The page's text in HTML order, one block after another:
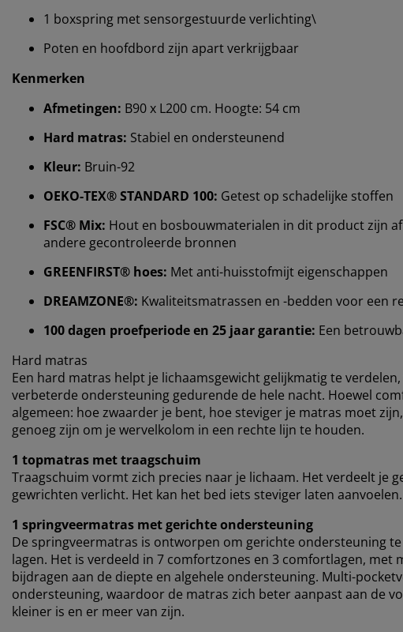
1 boxspring met sensorgestuurde verlichting\
Poten en hoofdbord zijn apart verkrijgbaar
Kenmerken
Afmetingen: B90 x L200 cm. Hoogte: 54 cm
Hard matras: Stabiel en ondersteunend
Kleur: Bruin-92
OEKO-TEX® STANDARD 100: Getest op schadelijke stoffen
FSC® Mix: Hout en bosbouwmaterialen in dit product zijn
andere gecontroleerde bronnen
GREENFIRST® hoes: Met anti-huisstofmijt eigenschappen
DREAMZONE®: Kwaliteitsmatrassen en -bedden voor een
100 dagen proefperiode en 25 jaar garantie: Een
Hard matras
Een hard matras helpt je ​​lichaamsgewicht gelijkmatig te
verbeterde ondersteuning gedurende de hele nacht. Hoewel
algemeen: hoe zwaarder je bent, hoe steviger je matras moet
genoeg zijn om je wervelkolom in een rechte lijn te houden.
1 topmatras met traagschuim
Traagschuim vormt zich precies naar je lichaam. Het verdeelt je
gewrichten verlicht. Het kan het bed iets steviger laten
1 springveermatras met gerichte ondersteuning
De springveermatras is ontworpen om gerichte ondersteuning
lagen. Het is verdeeld in 7 comfortzones en 3 comfortlagen, met
bijdragen aan de diepte en algehele ondersteuning. Multi-
ondersteuning, waardoor de matras zich beter aanpast aan de
kleiner is en er meer van zijn.